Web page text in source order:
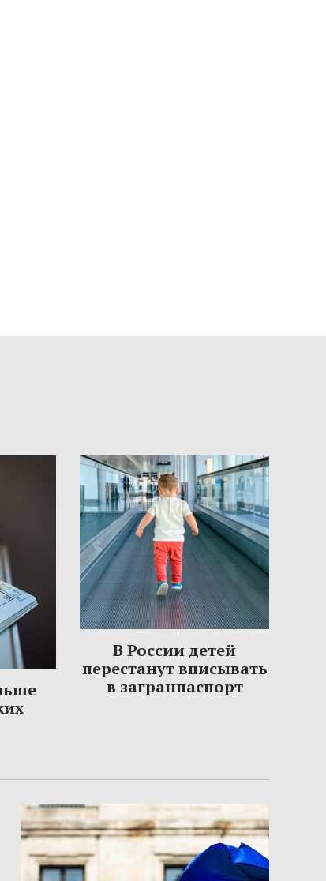
В России детей
перестанут вписывать
в загранпаспорт